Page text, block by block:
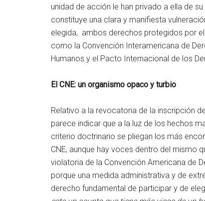
unidad de acción le han privado a ella de
constituye una clara y manifiesta
elegida, ambos derechos protegidos por
como la Convención Interamericana de
Humanos y el Pacto Internacional de los
El CNE: un organismo opaco y turbio
Relativo a la revocatoria de la inscripción
parece indicar que a la luz de los hechos
criterio doctrinario se pliegan los más
CNE, aunque hay voces dentro del mismo
violatoria de la Convención Americana de
porque una medida administrativa y de
derecho fundamental de participar y de